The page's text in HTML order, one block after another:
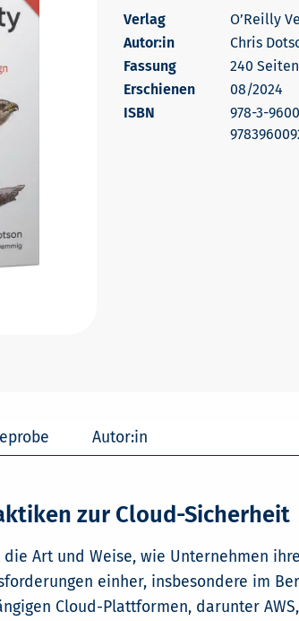
O’Reilly
Autor:in
Chris
240
Erschienen
08/2024
978-3-
Autor:in
zur Cloud-Sicherheit
die Art und Weise, wie Unternehmen
einher, insbesondere im
Cloud-Plattformen, darunter